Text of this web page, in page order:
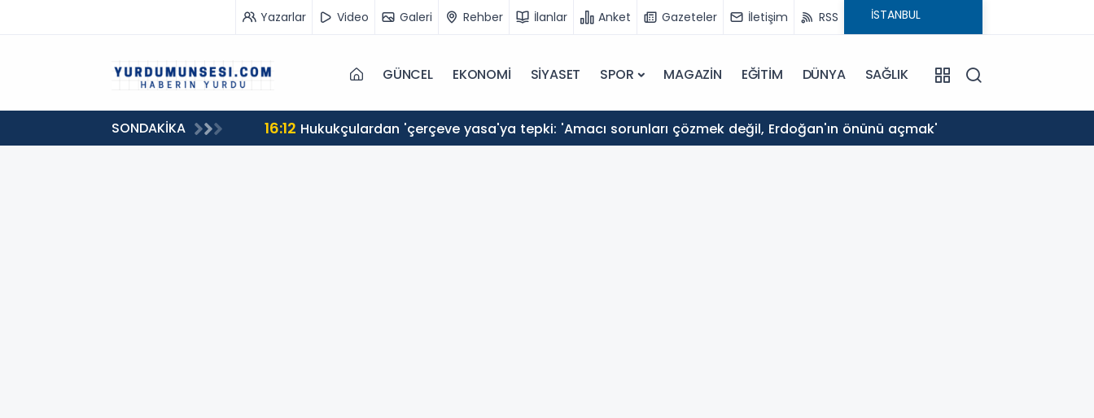
Yazarlar Video Galeri Rehber İlanlar Anket Gazeteler İletişim RSS
GÜNCEL EKONOMİ SİYASET SPOR MAGAZİN EĞİTİM DÜNYA SAĞLIK
SONDAKİKA 16:12 Hukukçulardan 'çerçeve yasa'ya tepki: 'Amacı sorunları çözmek değil, Erdoğan'ın önünü açmak'